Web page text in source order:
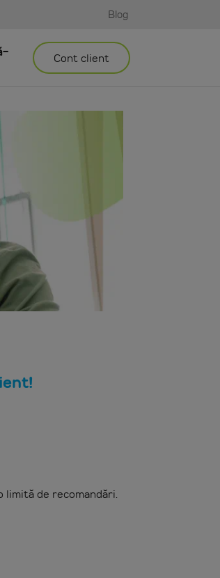
Blog
Cont client
limită de recomandări.